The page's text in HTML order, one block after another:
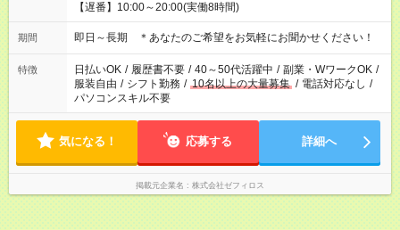
【遅番】10:00～20:00(実働8時間)
期間 即日～長期 ＊あなたのご希望をお気軽にお聞かせください！
特徴 日払いOK / 履歴書不要 / 40～50代活躍中 / 副業・WワークOK /
服装自由 / シフト勤務 / 10名以上の大量募集 / 電話対応なし /
パソコンスキル不要
気になる！ 応募する 詳細へ
掲載元企業名 株式会社ゼフィロス